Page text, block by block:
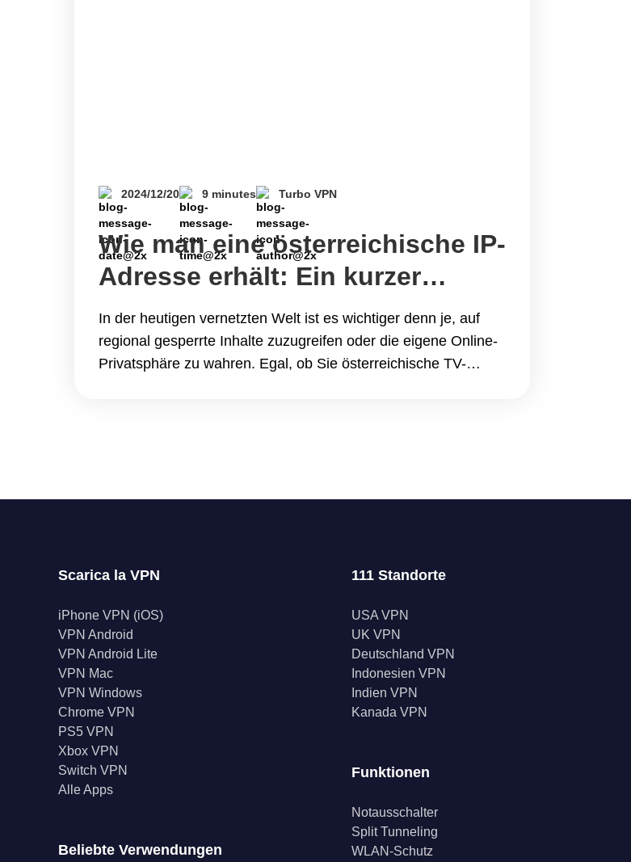
2024/12/20 9 minutes Turbo VPN
Wie man eine österreichische IP-
Adresse erhält: Ein kurzer
Leitfaden mit Turbo VPN
In der heutigen vernetzten Welt ist es wichtiger denn je, auf
regional gesperrte Inhalte zuzugreifen oder die eigene Online-
Privatsphäre zu wahren. Egal, ob Sie österreichische TV-
österreichische IP-Adresse erhält: Ein kurzer Leitfaden mit
Scarica la VPN
iPhone VPN (iOS)
VPN Android
VPN Android Lite
VPN Mac
VPN Windows
Chrome VPN
PS5 VPN
Xbox VPN
Switch VPN
Alle Apps
Beliebte Verwendungen
111 Standorte
USA VPN
UK VPN
Deutschland VPN
Indonesien VPN
Indien VPN
Kanada VPN
Funktionen
Notausschalter
Split Tunneling
WLAN-Schutz